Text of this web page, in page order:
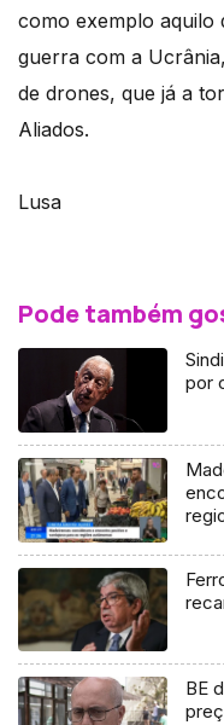
como exemplo aquilo
guerra com a
de drones, que já a
Aliados.
Lusa
Pode também
por
BE